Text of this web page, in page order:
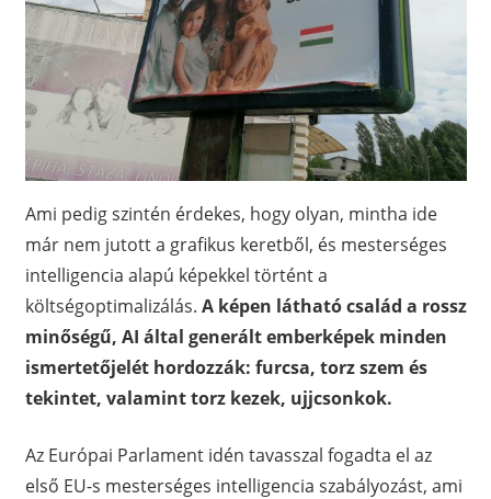
Ami pedig szintén érdekes, hogy olyan, mintha ide
már nem jutott a grafikus keretből, és mesterséges
intelligencia alapú képekkel történt a
költségoptimalizálás. A képen látható család a rossz
minőségű, AI által generált emberképek minden
ismertetőjelét hordozzák: furcsa, torz szem és
tekintet, valamint torz kezek, ujjcsonkok.
Az Európai Parlament idén tavasszal fogadta el az
első EU-s mesterséges intelligencia szabályozást, ami